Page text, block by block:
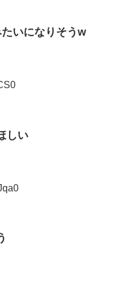
いになりそうw
しい